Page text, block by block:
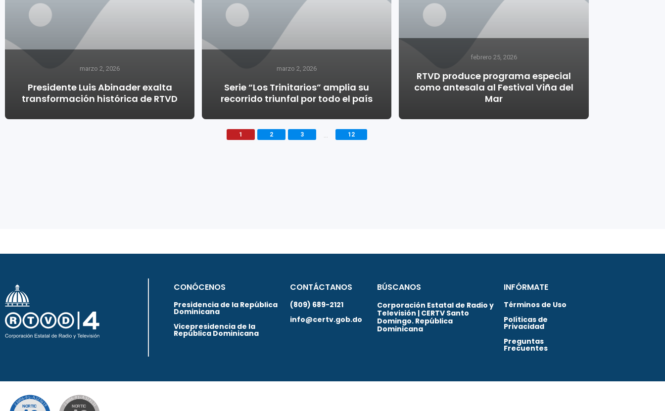
marzo 2, 2026
Presidente Luis Abinader exalta
transformación histórica de RTVD
marzo 2, 2026
Serie “Los Trinitarios” amplia su
recorrido triunfal por todo el país
febrero 25, 2026
RTVD produce programa especial
como antesala al Festival Viña del
Mar
1 2 3 12
CONÓCENOS
Presidencia de la República
Dominicana
Vicepresidencia de la
República Dominicana
CONTÁCTANOS
(809) 689-2121
info@certv.gob.do
BÚSCANOS
Corporación Estatal de Radio y
Televisión | CERTV Santo
Domingo. República
Dominicana
INFÓRMATE
Términos de Uso
Políticas de
Privacidad
Preguntas
Frecuentes